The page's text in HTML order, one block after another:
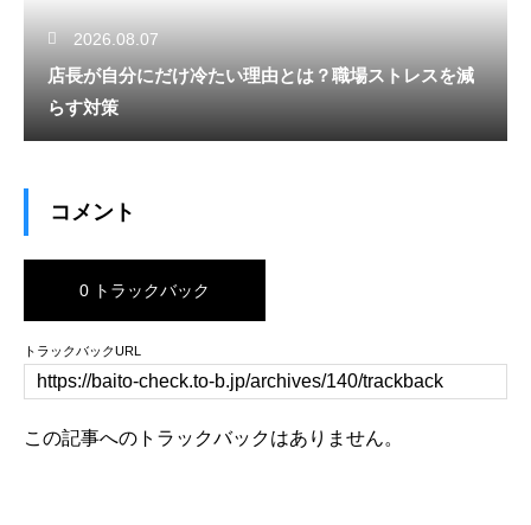
2026.08.07
店長が自分にだけ冷たい理由とは？職場ストレスを減
らす対策
コメント
0 トラックバック
トラックバックURL
この記事へのトラックバックはありません。